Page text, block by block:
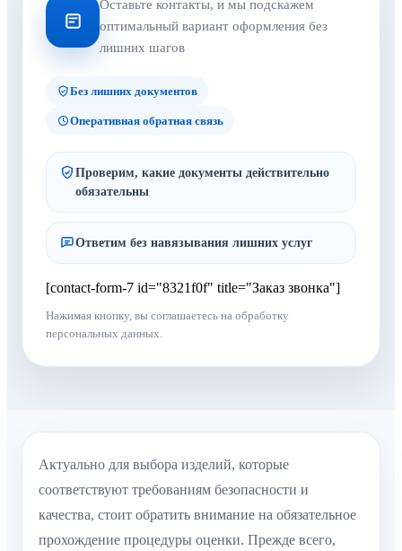
Оставьте контакты, и мы подскажем
оптимальный вариант оформления без
лишних шагов
Без лишних документов
Оперативная обратная связь
Проверим, какие документы действительно
обязательны
Ответим без навязывания лишних услуг
[contact-form-7 id="8321f0f" title="Заказ звонка"]
Нажимая кнопку, вы соглашаетесь на обработку
персональных данных.
Актуально для выбора изделий, которые
соответствуют требованиям безопасности и
качества, стоит обратить внимание на обязательное
прохождение процедуры оценки. Прежде всего,